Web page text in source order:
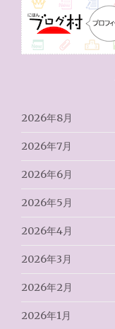
2026年8月
2026年7月
2026年6月
2026年5月
2026年4月
2026年3月
2026年2月
2026年1月